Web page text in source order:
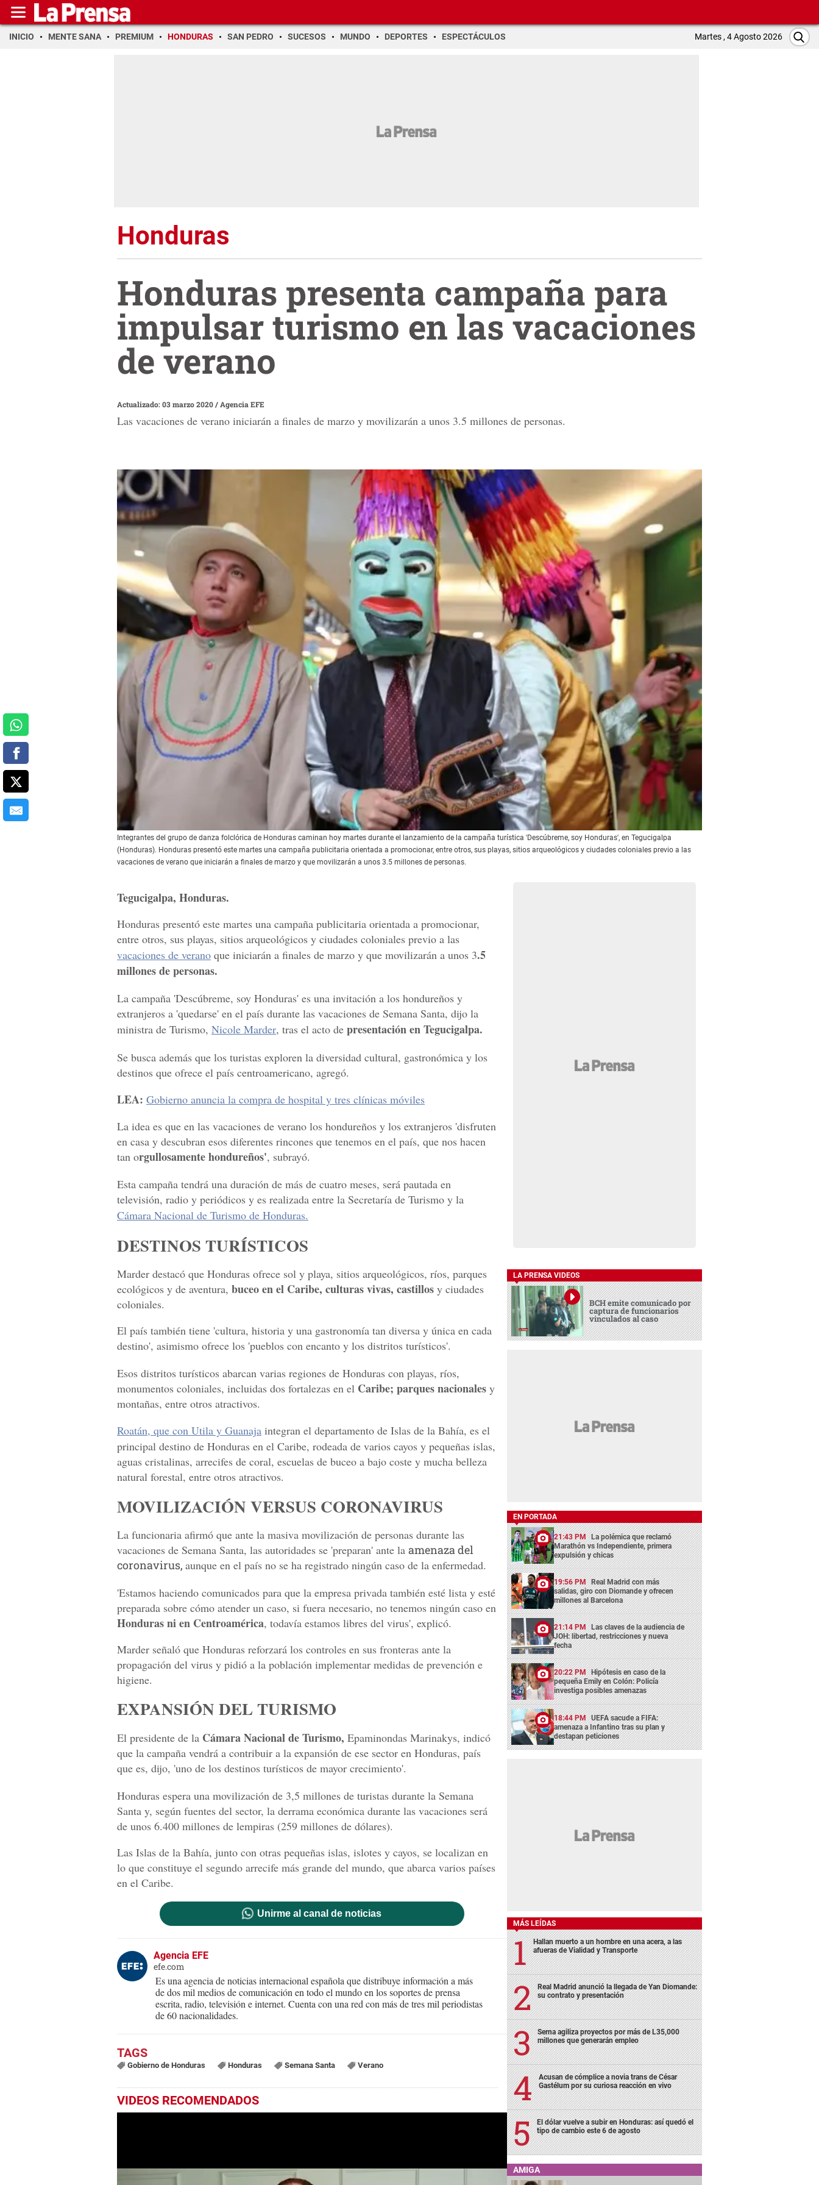
INICIO MENTE SANA PREMIUM HONDURAS SAN PEDRO SUCESOS MUNDO DEPORTES ESPECTÁCULOS Martes , 4 Agosto 2026
Honduras
Honduras presenta campaña para
impulsar turismo en las vacaciones
de verano
Actualizado: 03 marzo 2020/ Agencia EFE
Las vacaciones de verano iniciarán a finales de marzo y movilizarán a unos 3.5 millones de personas.
Integrantes del grupo de danza folclórica de Honduras caminan hoy martes durante el lanzamiento de la campaña turística 'Descúbreme, soy Honduras', en Tegucigalpa
(Honduras). Honduras presentó este martes una campaña publicitaria orientada a promocionar, entre otros, sus playas, sitios arqueológicos y ciudades coloniales previo a las
vacaciones de verano que iniciarán a finales de marzo y que movilizarán a unos 3.5 millones de personas.
Tegucigalpa, Honduras.
Honduras presentó este martes una campaña publicitaria orientada a promocionar,
entre otros, sus playas, sitios arqueológicos y ciudades coloniales previo a las
vacaciones de verano que iniciarán a finales de marzo y que movilizarán a unos 3.5
millones de personas.
La campaña 'Descúbreme, soy Honduras' es una invitación a los hondureños y
extranjeros a 'quedarse' en el país durante las vacaciones de Semana Santa, dijo la
ministra de Turismo, Nicole Marder, tras el acto de presentación en Tegucigalpa.
Se busca además que los turistas exploren la diversidad cultural, gastronómica y los
destinos que ofrece el país centroamericano, agregó.
LEA: Gobierno anuncia la compra de hospital y tres clínicas móviles
La idea es que en las vacaciones de verano los hondureños y los extranjeros 'disfruten
en casa y descubran esos diferentes rincones que tenemos en el país, que nos hacen
tan orgullosamente hondureños', subrayó.
Esta campaña tendrá una duración de más de cuatro meses, será pautada en
televisión, radio y periódicos y es realizada entre la Secretaría de Turismo y la
Cámara Nacional de Turismo de Honduras.
DESTINOS TURÍSTICOS
Marder destacó que Honduras ofrece sol y playa, sitios arqueológicos, ríos, parques
ecológicos y de aventura, buceo en el Caribe, culturas vivas, castillos y ciudades
coloniales.
El país también tiene 'cultura, historia y una gastronomía tan diversa y única en cada
destino', asimismo ofrece los 'pueblos con encanto y los distritos turísticos'.
Esos distritos turísticos abarcan varias regiones de Honduras con playas, ríos,
monumentos coloniales, incluidas dos fortalezas en el Caribe; parques nacionales y
montañas, entre otros atractivos.
Roatán, que con Utila y Guanaja integran el departamento de Islas de la Bahía, es el
principal destino de Honduras en el Caribe, rodeada de varios cayos y pequeñas islas,
aguas cristalinas, arrecifes de coral, escuelas de buceo a bajo coste y mucha belleza
natural forestal, entre otros atractivos.
MOVILIZACIÓN VERSUS CORONAVIRUS
La funcionaria afirmó que ante la masiva movilización de personas durante las
vacaciones de Semana Santa, las autoridades se 'preparan' ante la amenaza del
coronavirus, aunque en el país no se ha registrado ningún caso de la enfermedad.
'Estamos haciendo comunicados para que la empresa privada también esté lista y esté
preparada sobre cómo atender un caso, si fuera necesario, no tenemos ningún caso en
Honduras ni en Centroamérica, todavía estamos libres del virus', explicó.
Marder señaló que Honduras reforzará los controles en sus fronteras ante la
propagación del virus y pidió a la población implementar medidas de prevención e
higiene.
EXPANSIÓN DEL TURISMO
El presidente de la Cámara Nacional de Turismo, Epaminondas Marinakys, indicó
que la campaña vendrá a contribuir a la expansión de ese sector en Honduras, país
que es, dijo, 'uno de los destinos turísticos de mayor crecimiento'.
Honduras espera una movilización de 3,5 millones de turistas durante la Semana
Santa y, según fuentes del sector, la derrama económica durante las vacaciones será
de unos 6.400 millones de lempiras (259 millones de dólares).
Las Islas de la Bahía, junto con otras pequeñas islas, islotes y cayos, se localizan en
lo que constituye el segundo arrecife más grande del mundo, que abarca varios países
en el Caribe.
Unirme al canal de noticias
Agencia EFE
efe.com
Es una agencia de noticias internacional española que distribuye información a más
de dos mil medios de comunicación en todo el mundo en los soportes de prensa
escrita, radio, televisión e internet. Cuenta con una red con más de tres mil periodistas
de 60 nacionalidades.
Gobierno de Honduras Honduras Semana Santa Verano
VIDEOS RECOMENDADOS
LA PRENSA VIDEOS
BCH emite comunicado por
captura de funcionarios
vinculados al caso
EN PORTADA
21:43 PM La polémica que reclamó
Marathón vs Independiente, primera
expulsión y chicas
19:56 PM Real Madrid con más
salidas, giro con Diomande y ofrecen
millones al Barcelona
21:14 PM Las claves de la audiencia de
JOH: libertad, restricciones y nueva
fecha
20:22 PM Hipótesis en caso de la
pequeña Emily en Colón: Policía
investiga posibles amenazas
18:44 PM UEFA sacude a FIFA:
amenaza a Infantino tras su plan y
destapan peticiones
MÁS LEÍDAS
Hallan muerto a un hombre en una acera, a las
afueras de Vialidad y Transporte
Real Madrid anunció la llegada de Yan Diomande:
su contrato y presentación
Serna agiliza proyectos por más de L35,000
millones que generarán empleo
Acusan de cómplice a novia trans de César
Gastélum por su curiosa reacción en vivo
El dólar vuelve a subir en Honduras: así quedó el
tipo de cambio este 6 de agosto
AMIGA